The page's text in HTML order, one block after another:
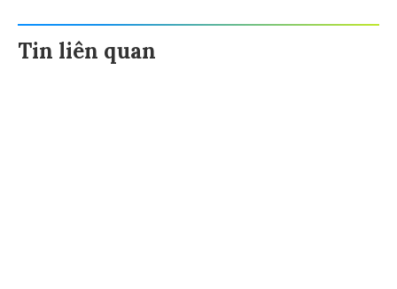
Tin liên quan